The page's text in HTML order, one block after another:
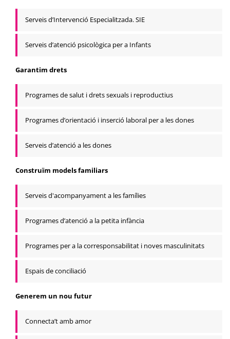
Serveis d’Intervenció Especialitzada. SIE
Serveis d’atenció psicològica per a Infants
Garantim drets
Programes de salut i drets sexuals i reproductius
Programes d’orientació i inserció laboral per a les dones
Serveis d’atenció a les dones
Construïm models familiars
Serveis d'acompanyament a les famílies
Programes d’atenció a la petita infància
Programes per a la corresponsabilitat i noves masculinitats
Espais de conciliació
Generem un nou futur
Connecta’t amb amor